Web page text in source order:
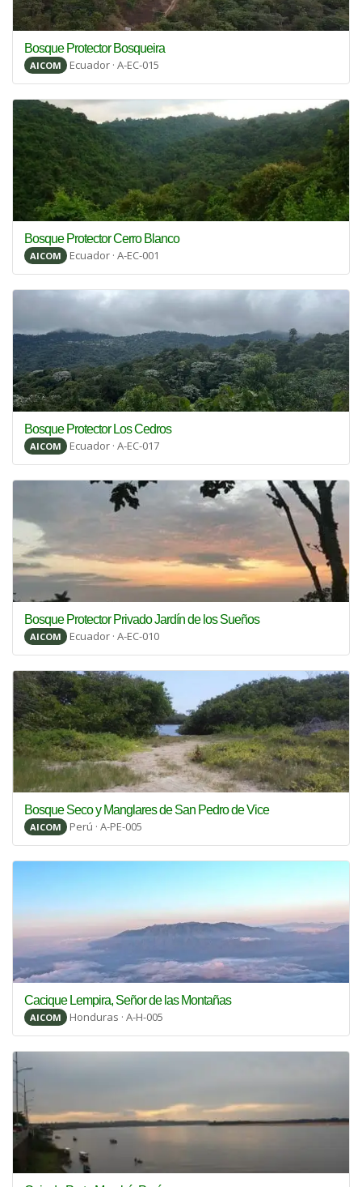
Bosque Protector Bosqueira
AICOM Ecuador · A-EC-015
Bosque Protector Cerro Blanco
AICOM Ecuador · A-EC-001
Bosque Protector Los Cedros
AICOM Ecuador · A-EC-017
Bosque Protector Privado Jardín de los Sueños
AICOM Ecuador · A-EC-010
Bosque Seco y Manglares de San Pedro de Vice
AICOM Perú · A-PE-005
Cacique Lempira, Señor de las Montañas
AICOM Honduras · A-H-005